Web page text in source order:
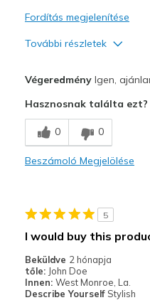
Fordítás megjelenítése
További részletek
Kontra
Unknown wear (too new)
Feels
Sizing
Feels
View On Shoes
VégeredményIgen,
Hasznosnak találta ezt?
0 0
Beszámoló Megjelölése
5
I would buy this
Beküldve 2 hónapja
tőle: John Doe
Innen: West Monroe, La.
Describe Yourself Stylish